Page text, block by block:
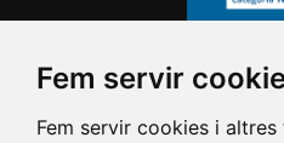
Fem servir
Fem servir cookies i